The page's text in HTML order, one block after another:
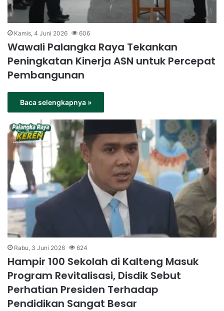
Kamis, 4 Juni 2026 606
Wawali Palangka Raya Tekankan
Peningkatan Kinerja ASN untuk Percepat
Pembangunan
Baca selengkapnya »
Rabu, 3 Juni 2026 624
Hampir 100 Sekolah di Kalteng Masuk
Program Revitalisasi, Disdik Sebut
Perhatian Presiden Terhadap
Pendidikan Sangat Besar